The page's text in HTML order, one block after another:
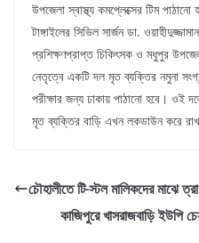
উপজেলা স্বাস্থ্য কমপ্লেক্সের টিম
টাঙ্গাইলের সিভিল সার্জন ডা.
প্রশিক্ষণপ্রাপ্ত চিকিৎসক ও মধুপুর
নেতৃত্বে একটি দল মৃত ব্যক্তির নমুনা
পরীক্ষার জন্য ঢাকায় পাঠানো হবে। ওই
মৃত ব্যক্তির বাড়ি এখন লকডাউন করে
চৌহালীতে টি-স্টল মালিকদের মাঝে
কাজিপুরে খাসরাজবাড়ি ইউপি